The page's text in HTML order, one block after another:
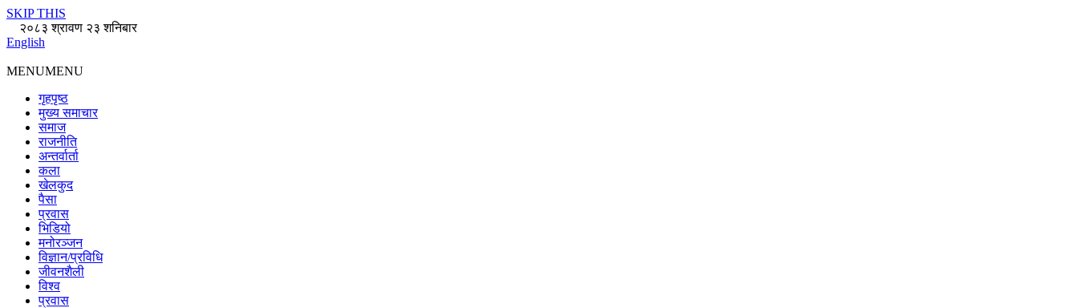
SKIP THIS
२०८३ श्रावण २३ शनिबार
English
MENUMENU
गृहपृष्ठ
मुख्य समाचार
समाज
राजनीति
अन्तर्वार्ता
कला
खेलकुद
पैसा
प्रवास
भिडियो
मनोरञ्जन
विज्ञान/प्रविधि
जीवनशैली
विश्व
प्रवास